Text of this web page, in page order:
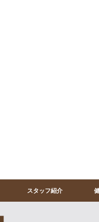
スタッフ紹介